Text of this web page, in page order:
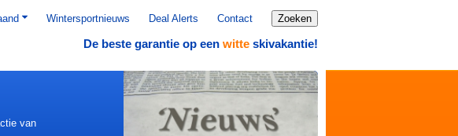
Wintersportnieuws Deal Alerts Contact Zoeken
De beste garantie op een witte skivakantie!
van